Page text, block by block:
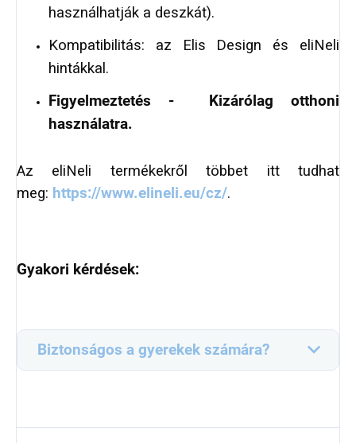
használhatják a deszkát).
Kompatibilitás: az Elis Design és eliNeli
hintákkal.
Figyelmeztetés - Kizárólag otthoni
használatra.
Az eliNeli termékekről többet itt tudhat
meg: https://www.elineli.eu/cz/.
Gyakori kérdések:
Biztonságos a gyerekek számára?